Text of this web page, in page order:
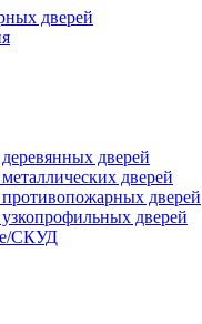
дверей
дверей
дверей
дверей
дверей
СКУД